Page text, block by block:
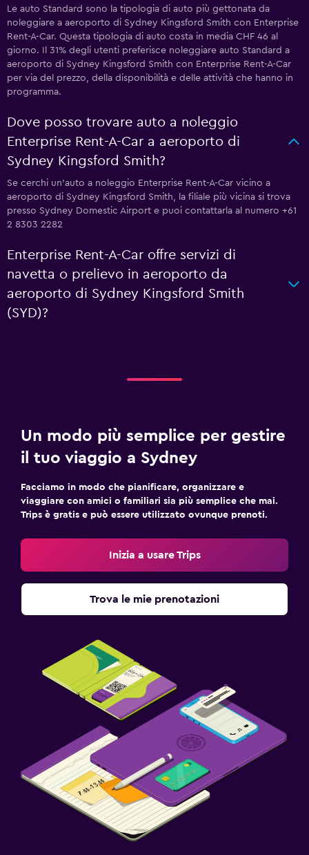
Le auto Standard sono la tipologia di auto più gettonata da
noleggiare a aeroporto di Sydney Kingsford Smith con Enterprise
Rent-A-Car. Questa tipologia di auto costa in media CHF 46 al
giorno. Il 31% degli utenti preferisce noleggiare auto Standard a
aeroporto di Sydney Kingsford Smith con Enterprise Rent-A-Car
per via del prezzo, della disponibilità e delle attività che hanno in
programma.
Dove posso trovare auto a noleggio
Enterprise Rent-A-Car a aeroporto di
Sydney Kingsford Smith?
Se cerchi un'auto a noleggio Enterprise Rent-A-Car vicino a
aeroporto di Sydney Kingsford Smith, la filiale più vicina si trova
presso Sydney Domestic Airport e puoi contattarla al numero +61
2 8303 2282
Enterprise Rent-A-Car offre servizi di
navetta o prelievo in aeroporto da
aeroporto di Sydney Kingsford Smith
(SYD)?
Un modo più semplice per gestire
il tuo viaggio a Sydney
Facciamo in modo che pianificare, organizzare e
viaggiare con amici o familiari sia più semplice che mai.
Trips è gratis e può essere utilizzato ovunque prenoti.
Inizia a usare Trips
Trova le mie prenotazioni